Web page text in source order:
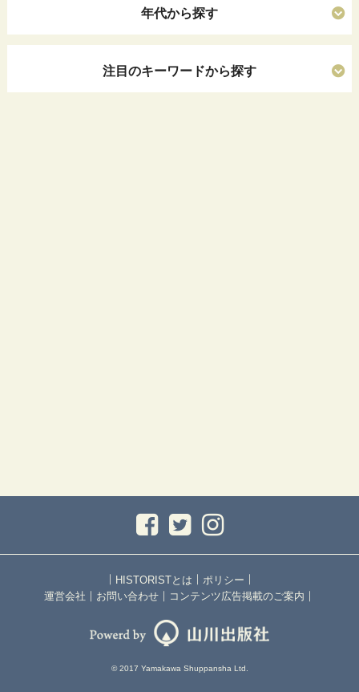
年代から探す
注目のキーワードから探す
｜ HISTORISTとは ｜ ポリシー ｜
運営会社 ｜ お問い合わせ ｜ コンテンツ広告掲載のご案内 ｜
© 2017 Yamakawa Shuppansha Ltd.